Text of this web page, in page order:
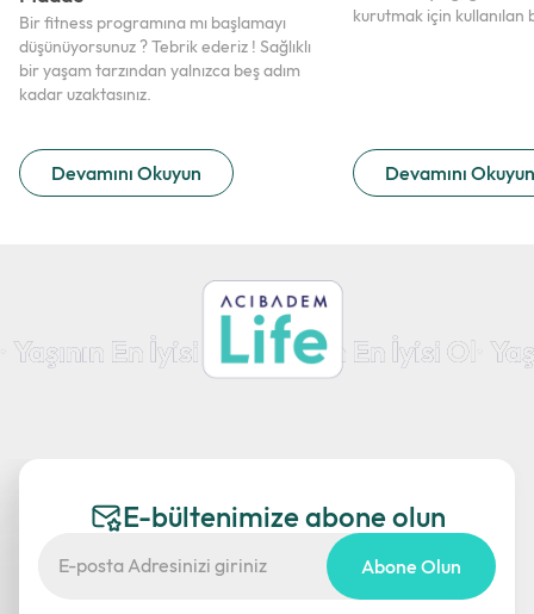
Devamını Okuyun
Bir fitness programına mı başlamayı
düşünüyorsunuz ? Tebrik ederiz ! Sağlıklı
bir yaşam tarzından yalnızca beş adım
kadar uzaktasınız.
Devamını Okuyun
kurutmak için
E-bültenimize abone olun
Abone Olun